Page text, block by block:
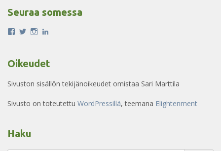
Seuraa somessa
Näytä
palvelussa
Näytä
palvelussa
Näytä
palvelussa
palvelussa
Oikeudet
Sivuston sisällön tekijänoikeudet omistaa Sari Marttila
Sivusto on toteutettu WordPressillä, teemana Elightenment
Haku